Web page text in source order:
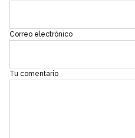
Correo electrónico
Tu comentario